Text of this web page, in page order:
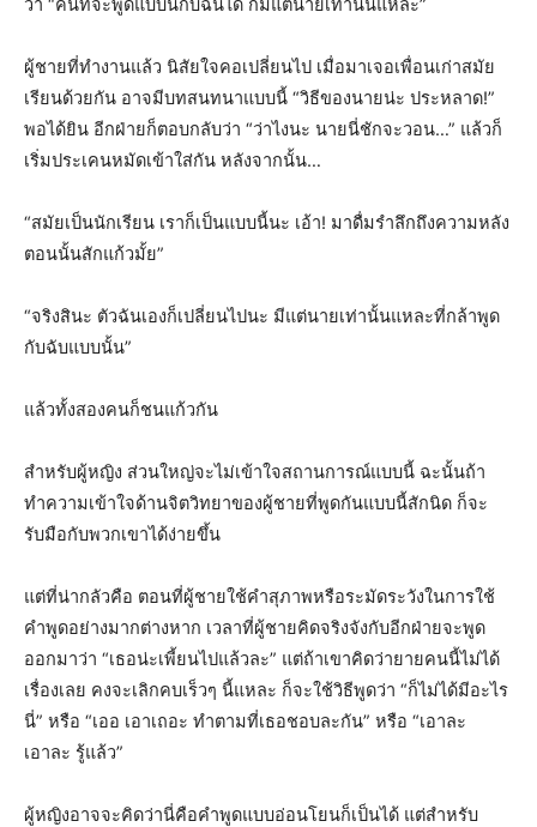
ว่า “คนที่จะพูดแบบนี้กับฉันได้ ก็มีแต่นายเท่านั้นแหละ”
ผู้ชายที่ทำงานแล้ว นิสัยใจคอเปลี่ยนไป เมื่อมาเจอเพื่อนเก่าสมัย
เรียนด้วยกัน อาจมีบทสนทนาแบบนี้ “วิธีของนายน่ะ ประหลาด!”
พอได้ยิน อีกฝ่ายก็ตอบกลับว่า “ว่าไงนะ นายนี่ชักจะวอน…” แล้วก็
เริ่มประเคนหมัดเข้าใส่กัน หลังจากนั้น…
“สมัยเป็นนักเรียน เราก็เป็นแบบนี้นะ เอ้า! มาดื่มรำลึกถึงความหลัง
ตอนนั้นสักแก้วมั้ย”
“จริงสินะ ตัวฉันเองก็เปลี่ยนไปนะ มีแต่นายเท่านั้นแหละที่กล้าพูด
กับฉับแบบนั้น”
แล้วทั้งสองคนก็ชนแก้วกัน
สำหรับผู้หญิง ส่วนใหญ่จะไม่เข้าใจสถานการณ์แบบนี้ ฉะนั้นถ้า
ทำความเข้าใจด้านจิตวิทยาของผู้ชายที่พูดกันแบบนี้สักนิด ก็จะ
รับมือกับพวกเขาได้ง่ายขึ้น
แต่ที่น่ากลัวคือ ตอนที่ผู้ชายใช้คำสุภาพหรือระมัดระวังในการใช้
คำพูดอย่างมากต่างหาก เวลาที่ผู้ชายคิดจริงจังกับอีกฝ่ายจะพูด
ออกมาว่า “เธอน่ะเพี้ยนไปแล้วละ” แต่ถ้าเขาคิดว่ายายคนนี้ไม่ได้
เรื่องเลย คงจะเลิกคบเร็วๆ นี้แหละ ก็จะใช้วิธีพูดว่า “ก็ไม่ได้มีอะไร
นี่” หรือ “เออ เอาเถอะ ทำตามที่เธอชอบละกัน” หรือ “เอาละ
เอาละ รู้แล้ว”
ผู้หญิงอาจจะคิดว่านี่คือคำพูดแบบอ่อนโยนก็เป็นได้ แต่สำหรับ